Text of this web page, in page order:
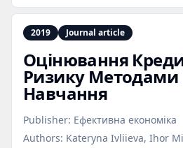
2019 Journal article
Оцінювання
Ризику
Навчання
Publisher: Ефективна економіка
Authors: Kateryna Ivliieva, Ihor